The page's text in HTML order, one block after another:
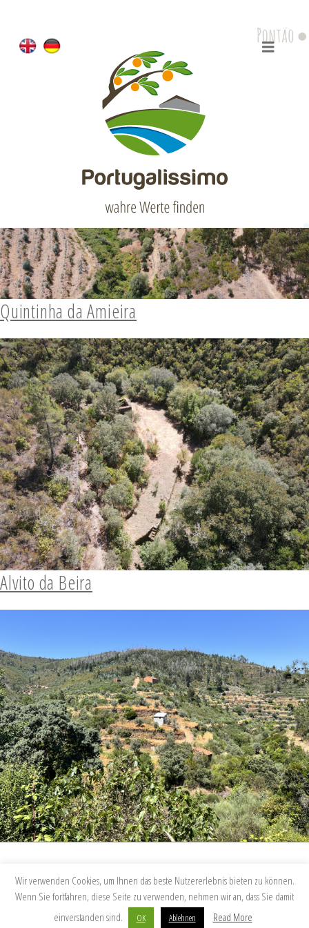
Refugio do Rio
Quintinha da Amieira
Alvito da Beira
© 2021 | Alle Rechte vorbehalten.Kontakt & Impressum|Datenschutz
Wir verwenden Cookies, um Ihnen das beste Nutzererlebnis bieten zu können.
Wenn Sie fortfahren, diese Seite zu verwenden, nehmen wir an, dass Sie damit
einverstanden sind.
OK Ablehnen Read More